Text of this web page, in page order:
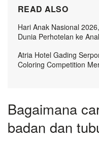
READ ALSO
Hari Anak Nasional
Dunia Perhotelan ke
Atria Hotel Gading
Coloring Competition
Bagaimana
badan dan